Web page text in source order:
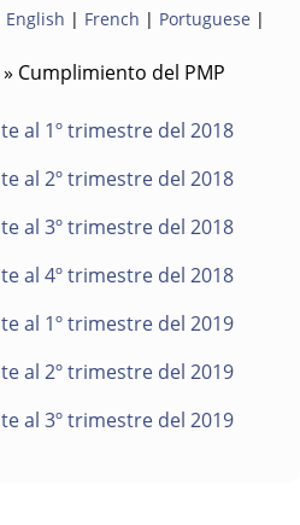
English | French | Portuguese |
Cumplimiento del PMP
al 1º trimestre del 2018
al 2º trimestre del 2018
al 3º trimestre del 2018
al 4º trimestre del 2018
al 1º trimestre del 2019
al 2º trimestre del 2019
al 3º trimestre del 2019